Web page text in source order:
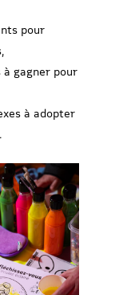
pour
gagner pour
à adopter